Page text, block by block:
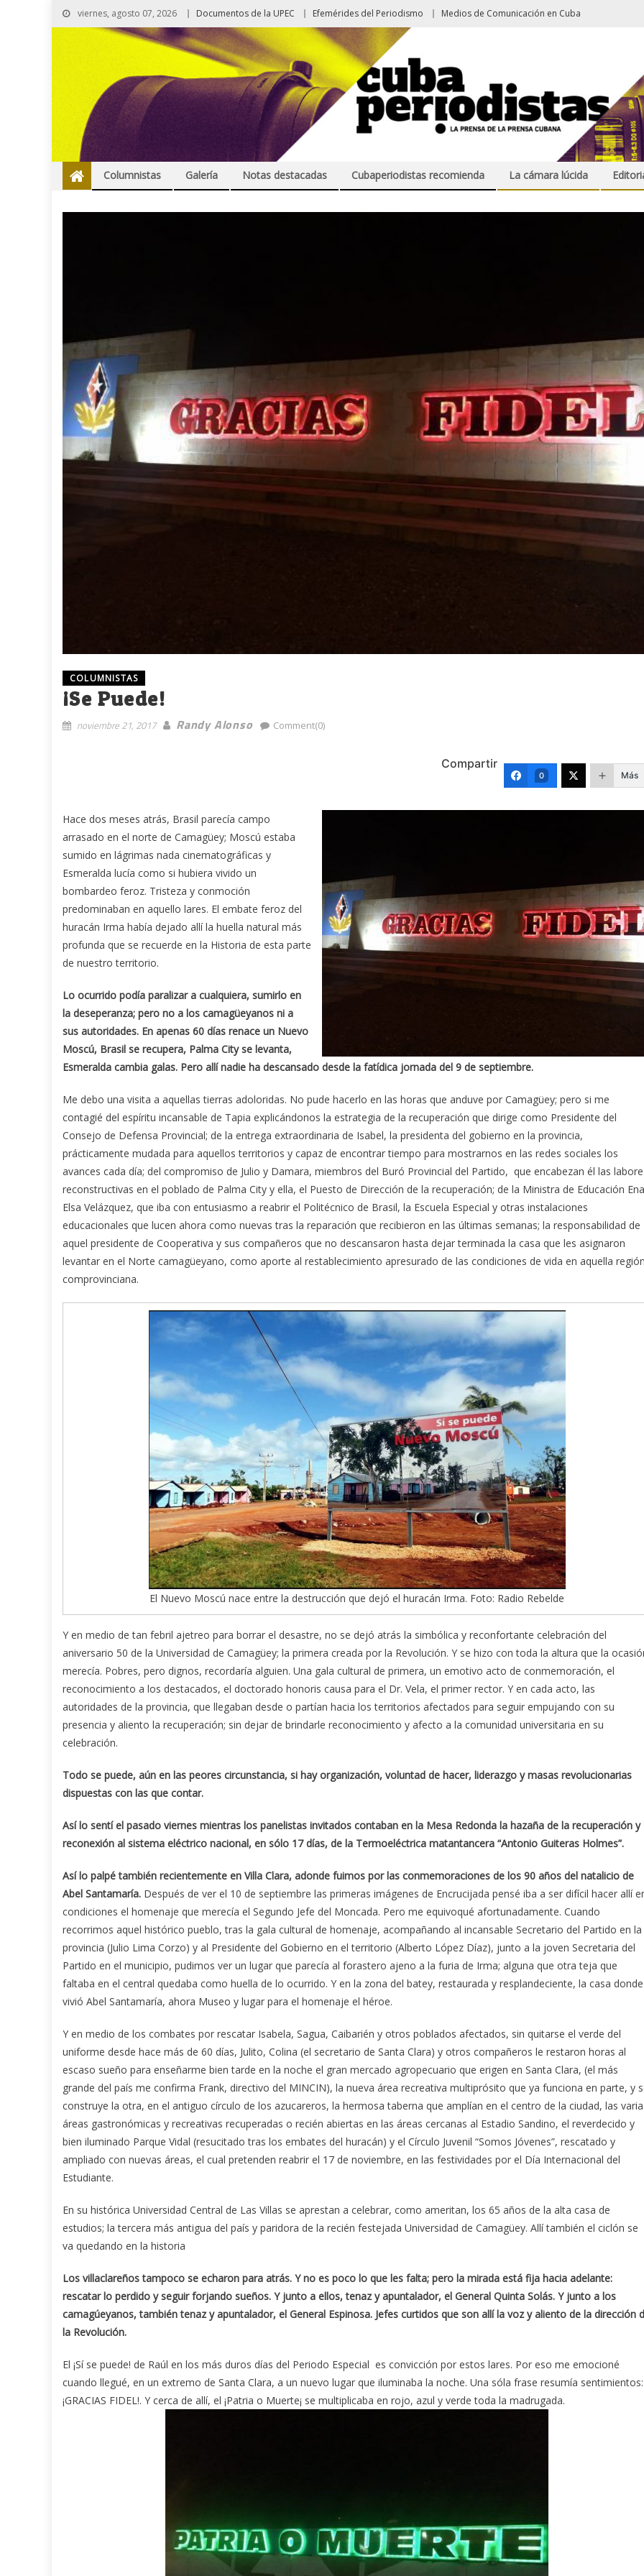
viernes, agosto 07, 2026 Documentos de la UPEC Efemérides del Periodismo Medios de Comunicación en Cuba
Columnistas Galería Notas destacadas Cubaperiodistas recomienda La cámara lúcida
COLUMNISTAS
¡Se Puede!
noviembre 21, 2017 Randy Alonso Comment(0)
Compartir
0 Más
Hace dos meses atrás, Brasil parecía campo
arrasado en el norte de Camagüey; Moscú estaba
sumido en lágrimas nada cinematográficas y
Esmeralda lucía como si hubiera vivido un
bombardeo feroz. Tristeza y conmoción
predominaban en aquello lares. El embate feroz del
huracán Irma había dejado allí la huella natural más
profunda que se recuerde en la Historia de esta parte
de nuestro territorio.
Lo ocurrido podía paralizar a cualquiera, sumirlo en
la deseperanza; pero no a los camagüeyanos ni a
sus autoridades. En apenas 60 días renace un Nuevo
Moscú, Brasil se recupera, Palma City se levanta,
Esmeralda cambia galas. Pero allí nadie ha descansado desde la fatídica jornada del 9 de septiembre.
Me debo una visita a aquellas tierras adoloridas. No pude hacerlo en las horas que anduve por Camagüey; pero si me
contagié del espíritu incansable de Tapia explicándonos la estrategia de la recuperación que dirige como Presidente del
Consejo de Defensa Provincial; de la entrega extraordinaria de Isabel, la presidenta del gobierno en la provincia,
prácticamente mudada para aquellos territorios y capaz de encontrar tiempo para mostrarnos en las redes sociales los
avances cada día; del compromiso de Julio y Damara, miembros del Buró Provincial del Partido, que encabezan él las
reconstructivas en el poblado de Palma City y ella, el Puesto de Dirección de la recuperación; de la Ministra de Educación Ena
Elsa Velázquez, que iba con entusiasmo a reabrir el Politécnico de Brasil, la Escuela Especial y otras instalaciones
educacionales que lucen ahora como nuevas tras la reparación que recibieron en las últimas semanas; la responsabilidad de
aquel presidente de Cooperativa y sus compañeros que no descansaron hasta dejar terminada la casa que les asignaron
levantar en el Norte camagüeyano, como aporte al restablecimiento apresurado de las condiciones de vida en aquella
comprovinciana.
El Nuevo Moscú nace entre la destrucción que dejó el huracán Irma. Foto: Radio Rebelde
Y en medio de tan febril ajetreo para borrar el desastre, no se dejó atrás la simbólica y reconfortante celebración del
aniversario 50 de la Universidad de Camagüey; la primera creada por la Revolución. Y se hizo con toda la altura que la
merecía. Pobres, pero dignos, recordaría alguien. Una gala cultural de primera, un emotivo acto de conmemoración, el
reconocimiento a los destacados, el doctorado honoris causa para el Dr. Vela, el primer rector. Y en cada acto, las
autoridades de la provincia, que llegaban desde o partían hacia los territorios afectados para seguir empujando con su
presencia y aliento la recuperación; sin dejar de brindarle reconocimiento y afecto a la comunidad universitaria en su
celebración.
Todo se puede, aún en las peores circunstancia, si hay organización, voluntad de hacer, liderazgo y masas revolucionarias
dispuestas con las que contar.
Así lo sentí el pasado viernes mientras los panelistas invitados contaban en la Mesa Redonda la hazaña de la recuperación y
reconexión al sistema eléctrico nacional, en sólo 17 días, de la Termoeléctrica matantancera “Antonio Guiteras Holmes”.
Así lo palpé también recientemente en Villa Clara, adonde fuimos por las conmemoraciones de los 90 años del natalicio de
Abel Santamaría. Después de ver el 10 de septiembre las primeras imágenes de Encrucijada pensé iba a ser difícil hacer allí
condiciones el homenaje que merecía el Segundo Jefe del Moncada. Pero me equivoqué afortunadamente. Cuando
recorrimos aquel histórico pueblo, tras la gala cultural de homenaje, acompañando al incansable Secretario del Partido en la
provincia (Julio Lima Corzo) y al Presidente del Gobierno en el territorio (Alberto López Díaz), junto a la joven Secretaria del
Partido en el municipio, pudimos ver un lugar que parecía al forastero ajeno a la furia de Irma; alguna que otra teja que
faltaba en el central quedaba como huella de lo ocurrido. Y en la zona del batey, restaurada y resplandeciente, la casa donde
vivió Abel Santamaría, ahora Museo y lugar para el homenaje el héroe.
Y en medio de los combates por rescatar Isabela, Sagua, Caibarién y otros poblados afectados, sin quitarse el verde del
uniforme desde hace más de 60 días, Julito, Colina (el secretario de Santa Clara) y otros compañeros le restaron horas al
escaso sueño para enseñarme bien tarde en la noche el gran mercado agropecuario que erigen en Santa Clara, (el más
grande del país me confirma Frank, directivo del MINCIN), la nueva área recreativa multiprósito que ya funciona en parte, y
construye la otra, en el antiguo círculo de los azucareros, la hermosa taberna que amplían en el centro de la ciudad, las
áreas gastronómicas y recreativas recuperadas o recién abiertas en las áreas cercanas al Estadio Sandino, el reverdecido y
bien iluminado Parque Vidal (resucitado tras los embates del huracán) y el Círculo Juvenil “Somos Jóvenes”, rescatado y
ampliado con nuevas áreas, el cual pretenden reabrir el 17 de noviembre, en las festividades por el Día Internacional del
Estudiante.
En su histórica Universidad Central de Las Villas se aprestan a celebrar, como ameritan, los 65 años de la alta casa de
estudios; la tercera más antigua del país y paridora de la recién festejada Universidad de Camagüey. Allí también el ciclón se
va quedando en la historia
Los villaclareños tampoco se echaron para atrás. Y no es poco lo que les falta; pero la mirada está fija hacia adelante:
rescatar lo perdido y seguir forjando sueños. Y junto a ellos, tenaz y apuntalador, el General Quinta Solás. Y junto a los
camagúeyanos, también tenaz y apuntalador, el General Espinosa. Jefes curtidos que son allí la voz y aliento de la dirección
la Revolución.
El ¡Sí se puede! de Raúl en los más duros días del Periodo Especial es convicción por estos lares. Por eso me emocioné
cuando llegué, en un extremo de Santa Clara, a un nuevo lugar que iluminaba la noche. Una sóla frase resumía sentimientos:
¡GRACIAS FIDEL!. Y cerca de allí, el ¡Patria o Muerte¡ se multiplicaba en rojo, azul y verde toda la madrugada.